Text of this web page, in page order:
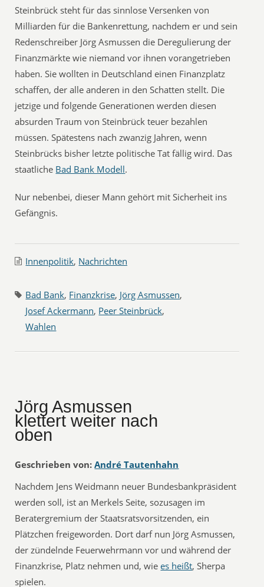
Steinbrück steht für das sinnlose Versenken von
Milliarden für die Bankenrettung, nachdem er und sein
Redenschreiber Jörg Asmussen die Deregulierung der
Finanzmärkte wie niemand vor ihnen vorangetrieben
haben. Sie wollten in Deutschland einen Finanzplatz
schaffen, der alle anderen in den Schatten stellt. Die
jetzige und folgende Generationen werden diesen
absurden Traum von Steinbrück teuer bezahlen
müssen. Spätestens nach zwanzig Jahren, wenn
Steinbrücks bisher letzte politische Tat fällig wird. Das
staatliche Bad Bank Modell.
Nur nebenbei, dieser Mann gehört mit Sicherheit ins
Gefängnis.
Innenpolitik, Nachrichten
Bad Bank, Finanzkrise, Jörg Asmussen,
Josef Ackermann, Peer Steinbrück,
Wahlen
Jörg Asmussen
klettert weiter nach
oben
Geschrieben von: André Tautenhahn
Nachdem Jens Weidmann neuer Bundesbankpräsident
werden soll, ist an Merkels Seite, sozusagen im
Beratergremium der Staatsratsvorsitzenden, ein
Plätzchen freigeworden. Dort darf nun Jörg Asmussen,
der zündelnde Feuerwehrmann vor und während der
Finanzkrise, Platz nehmen und, wiees heißt, Sherpa
spielen.